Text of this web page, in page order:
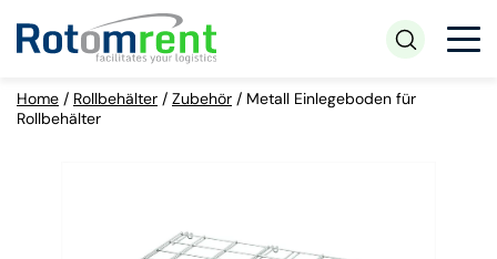
Home / Rollbehälter / Zubehör / Metall Einlegeboden für
Rollbehälter